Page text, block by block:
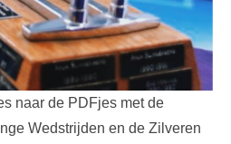
naar de PDFjes met de
Wedstrijden en de Zilveren